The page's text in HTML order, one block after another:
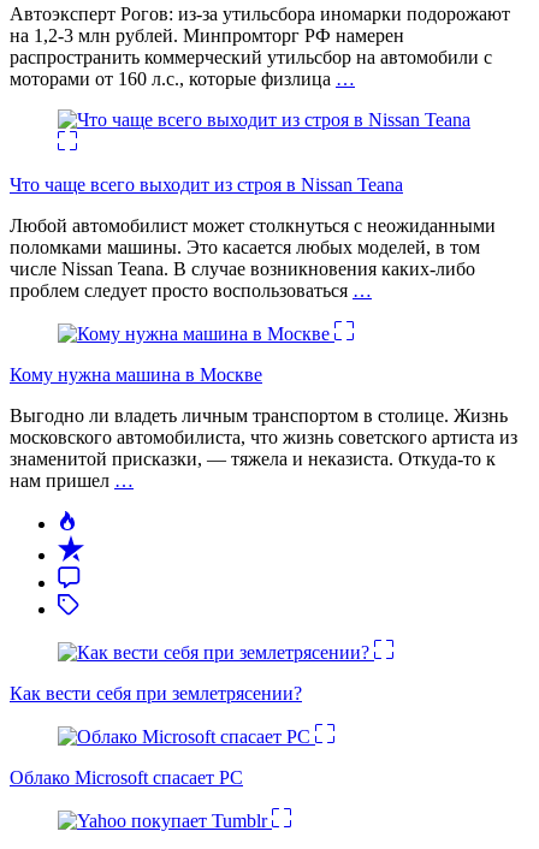
Автоэксперт Рогов: из-за утильсбора иномарки подорожают
на 1,2-3 млн рублей. Минпромторг РФ намерен
распространить коммерческий утильсбор на автомобили с
моторами от 160 л.с., которые физлица …
Что чаще всего выходит из строя в Nissan Teana
Любой автомобилист может столкнуться с неожиданными
поломками машины. Это касается любых моделей, в том
числе Nissan Teana. В случае возникновения каких-либо
проблем следует просто воспользоваться …
Кому нужна машина в Москве
Выгодно ли владеть личным транспортом в столице. Жизнь
московского автомобилиста, что жизнь советского артиста из
знаменитой присказки, — тяжела и неказиста. Откуда-то к
нам пришел …
Как вести себя при землетрясении?
Облако Microsoft спасает PC